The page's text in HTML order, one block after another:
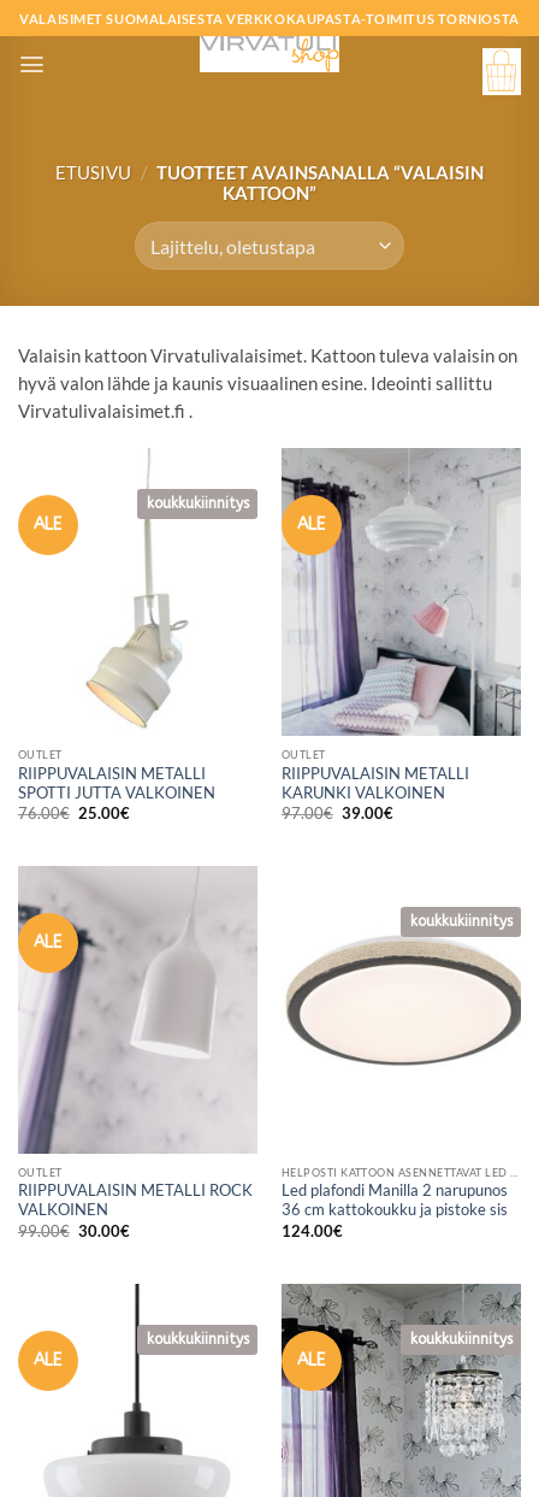
Skip
to
content
VALAISIMET SUOMALAISESTA VERKKOKAUPASTA-TOIMITUS TORNIOSTA
ETUSIVU / TUOTTEET AVAINSANALLA “VALAISIN
KATTOON”
Valaisin kattoon Virvatulivalaisimet. Kattoon tuleva valaisin on
hyvä valon lähde ja kaunis visuaalinen esine. Ideointi sallittu
Virvatulivalaisimet.fi .
koukkukiinnitys
ALE
OUTLET
RIIPPUVALAISIN METALLI
SPOTTI JUTTA VALKOINEN
76.00€ Alkuperäinen
25.00€Nykyinen
ALE
OUTLET
RIIPPUVALAISIN METALLI
KARUNKI VALKOINEN
97.00€ Alkuperäinen
39.00€Nykyinen
ALE
OUTLET
RIIPPUVALAISIN METALLI ROCK
VALKOINEN
99.00€ Alkuperäinen
30.00€Nykyinen
koukkukiinnitys
Led plafondi Manilla 2 narupunos
36 cm kattokoukku ja pistoke sis
124.00€
ALE
koukkukiinnitys koukkukiinnitys
ALE